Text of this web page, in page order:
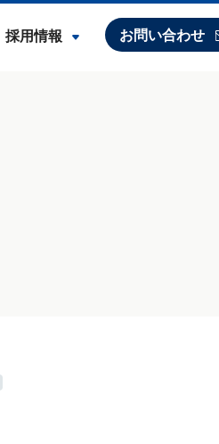
採用情報 お問い合わせ